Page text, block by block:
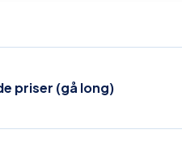
priser (gå long)